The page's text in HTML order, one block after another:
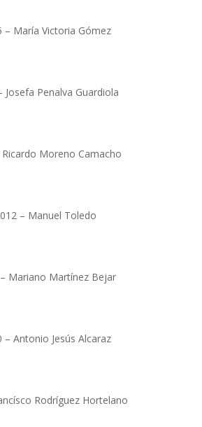
– María Victoria Gómez
Josefa Penalva Guardiola
Ricardo Moreno Camacho
– Manuel Toledo
Mariano Martínez Bejar
– Antonio Jesús Alcaraz
Rodríguez Hortelano